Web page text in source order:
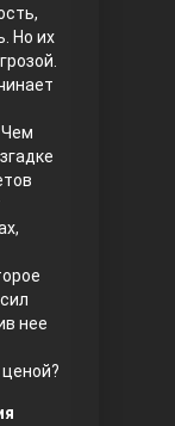
Но их
Чем
нее